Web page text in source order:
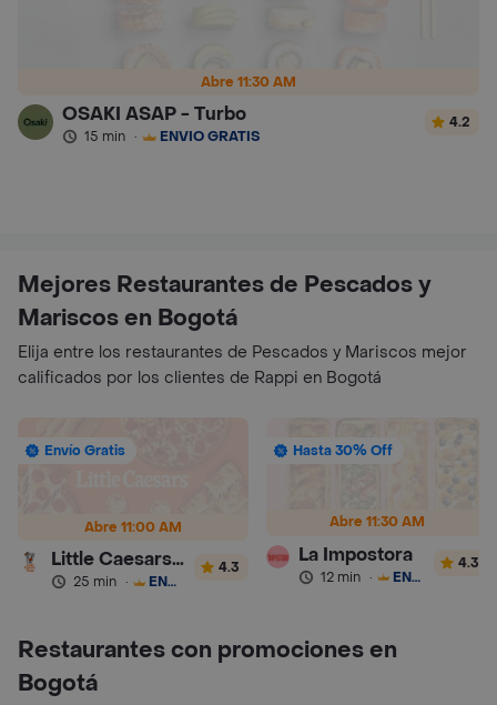
Abre 11:30 AM
OSAKI ASAP - Turbo
15 min · ENVÍO GRATIS
4.2
Mejores Restaurantes de Pescados y
Mariscos en Bogotá
Elija entre los restaurantes de Pescados y Mariscos mejor
calificados por los clientes de Rappi en Bogotá
Abre 11:00 AM
Envío Gratis
Little Caesars Pizza
25 min · ENVÍO GRATIS
4.3
Abre 11:30 AM
Hasta 30% Off
La Impostora
12 min · ENVÍO GRATIS
4.3
Restaurantes con promociones en
Bogotá